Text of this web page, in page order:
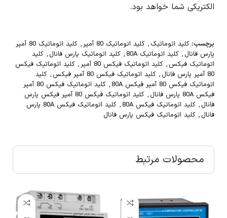
الکتریکی شما خواهد بود.
برچسب: کلید اتوماتیک , کلید اتوماتیک 80 آمپر ,
کلید اتوماتیک 80 آمپر
پارس فانال , کلید اتوماتیک 80A , کلید اتوماتیک پارس فانال , کلید
اتوماتیک فیکس , کلید اتوماتیک فیکس 80 آمپر , کلید اتوماتیک فیکس
80 آمپر پارس فانال
, کلید اتوماتیک فیکس 80 آمپر فیکس , کلید
اتوماتیک فیکس 80 آمپر فیکس 80A
,
کلید اتوماتیک فیکس 80 آمپر
فیکس 80A پارس فانال
,
کلید اتوماتیک فیکس 80 آمپر فیکس پارس
فانال , کلید اتوماتیک فیکس 80A ,
کلید اتوماتیک فیکس 80A پارس
فانال , کلید اتوماتیک فیکس پارس فانال
محصولات مرتبط